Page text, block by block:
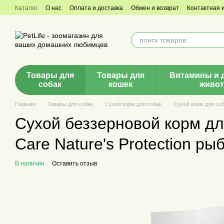
Перейти к основному контенту
Каталог О нас Оплата и доставка Обмен и возврат
Товары для
собак
Товары для
кошек
Витамины и
Главная Товары для собак Сухой корм для собак Сухой корм для
Сухой беззерновой корм
Care Nature's Protection
В наличии Оставить отзыв